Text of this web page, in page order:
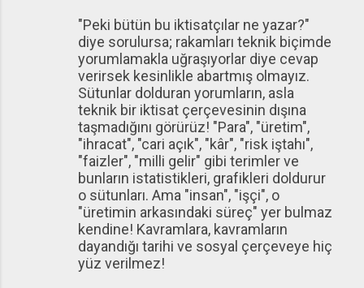
"Peki bütün bu iktisatçılar ne yazar?"
diye sorulursa; rakamları teknik biçimde
yorumlamakla uğraşıyorlar diye cevap
verirsek kesinlikle abartmış olmayız.
Sütunlar dolduran yorumların, asla
teknik bir iktisat çerçevesinin dışına
taşmadığını görürüz! "Para", "üretim",
"ihracat", "cari açık", "kâr", "risk iştahı",
"faizler", "milli gelir" gibi terimler ve
bunların istatistikleri, grafikleri doldurur
o sütunları. Ama "insan", "işçi", o
"üretimin arkasındaki süreç" yer bulmaz
kendine! Kavramlara, kavramların
dayandığı tarihi ve sosyal çerçeveye hiç
yüz verilmez!